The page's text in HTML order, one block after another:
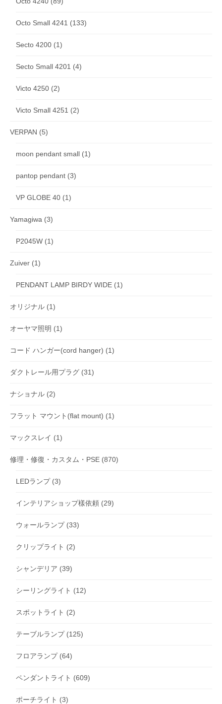
Octo Small 4241 (133)
Secto 4200 (1)
Secto Small 4201 (4)
Victo 4250 (2)
Victo Small 4251 (2)
VERPAN (5)
moon pendant small (1)
pantop pendant (3)
VP GLOBE 40 (1)
Yamagiwa (3)
P2045W (1)
Zuiver (1)
PENDANT LAMP BIRDY WIDE (1)
オリジナル (1)
オーヤマ照明 (1)
コード ハンガー(cord hanger) (1)
ダクトレール用プラグ (31)
ナショナル (2)
フラット マウント(flat mount) (1)
マックスレイ (1)
修理・修復・カスタム・PSE (870)
LEDランプ(3)
インテリアショップ樣依頼 (29)
ウォールランプ(33)
クリップライト (2)
シャンデリア (39)
シーリングライト (12)
スポットライト (2)
テーブルランプ(125)
フロアランプ(64)
ペンダントライト (609)
ポーチライト (3)